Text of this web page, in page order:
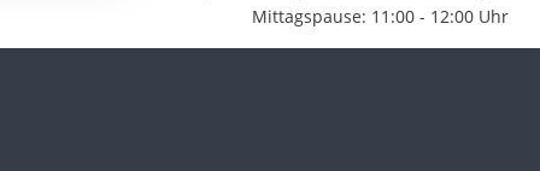
Mittagspause: 11:00 - 12:00 Uhr